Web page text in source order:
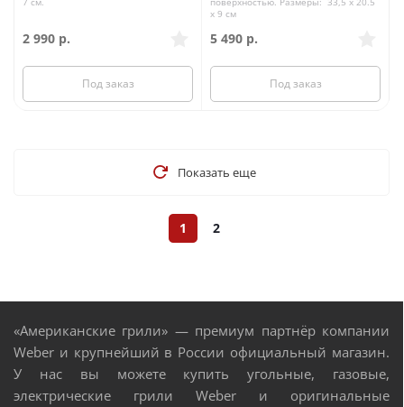
2 990 р.
Под заказ
x 9 см
5 490 р.
Под заказ
Показать еще
1 2
«Американские грили» — премиум партнёр компании
Weber и крупнейший в России официальный магазин.
У нас вы можете купить угольные, газовые,
электрические грили Weber и оригинальные